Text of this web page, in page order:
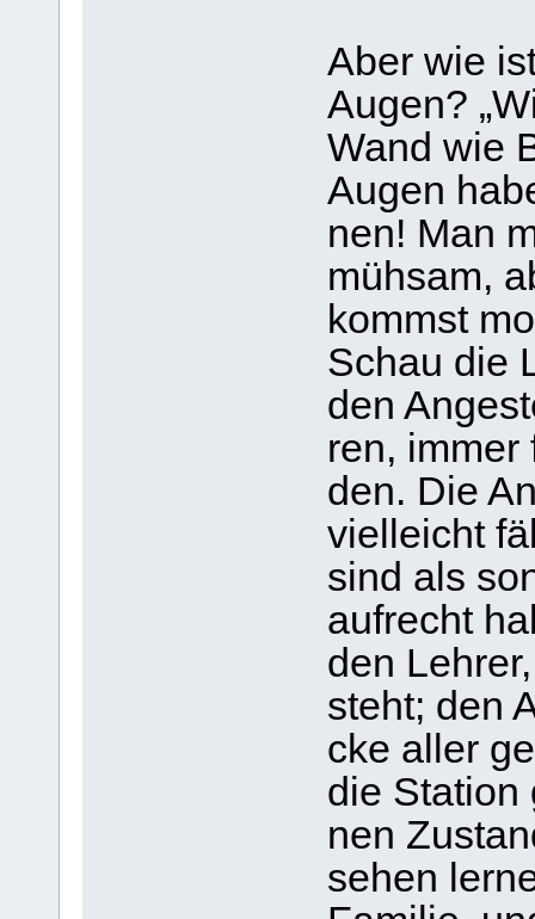
Aber wie
Augen?
Wand wie
Augen
nen! Man
müh­sam,
kommst
Schau die
den
ren,
den. Die
viel­leicht
sind als
auf­recht
den
steht; den
cke aller
die
nen
sehen